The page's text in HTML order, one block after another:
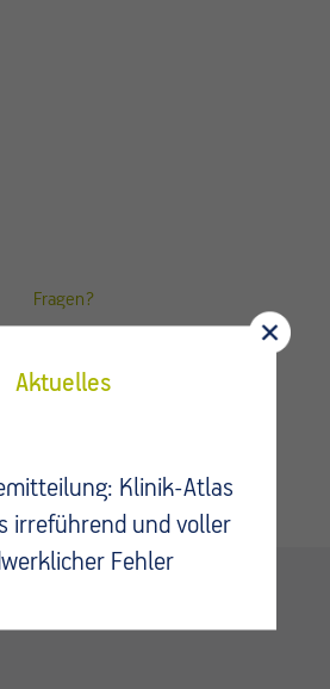
Fragen?
Aktuelles
Klinik-Atlas
irreführend und voller
Fehler